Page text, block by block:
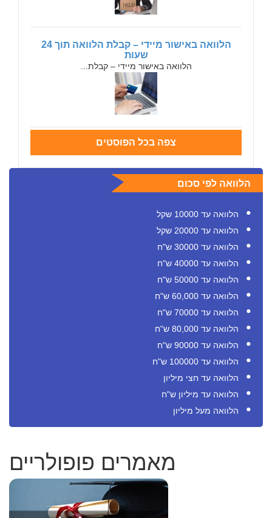
הלוואה באישור מיידי – קבלת הלוואה תוך 24
שעות
הלוואה באישור מיידי – קבלת...
צפה בכל הפוסטים
הלוואה לפי סכום
הלוואה עד 10000 שקל
הלוואה עד 20000 שקל
הלוואה עד 30000 ש"ח
הלוואה עד 40000 ש"ח
הלוואה עד 50000 ש"ח
הלוואה עד 60,000 ש"ח
הלוואה עד 70000 ש"ח
הלוואה עד 80,000 ש"ח
הלוואה עד 90000 ש"ח
הלוואה עד 100000 ש"ח
הלוואה עד חצי מיליון
הלוואה עד מיליון ש"ח
הלוואה מעל מיליון
מאמרים פופולריים